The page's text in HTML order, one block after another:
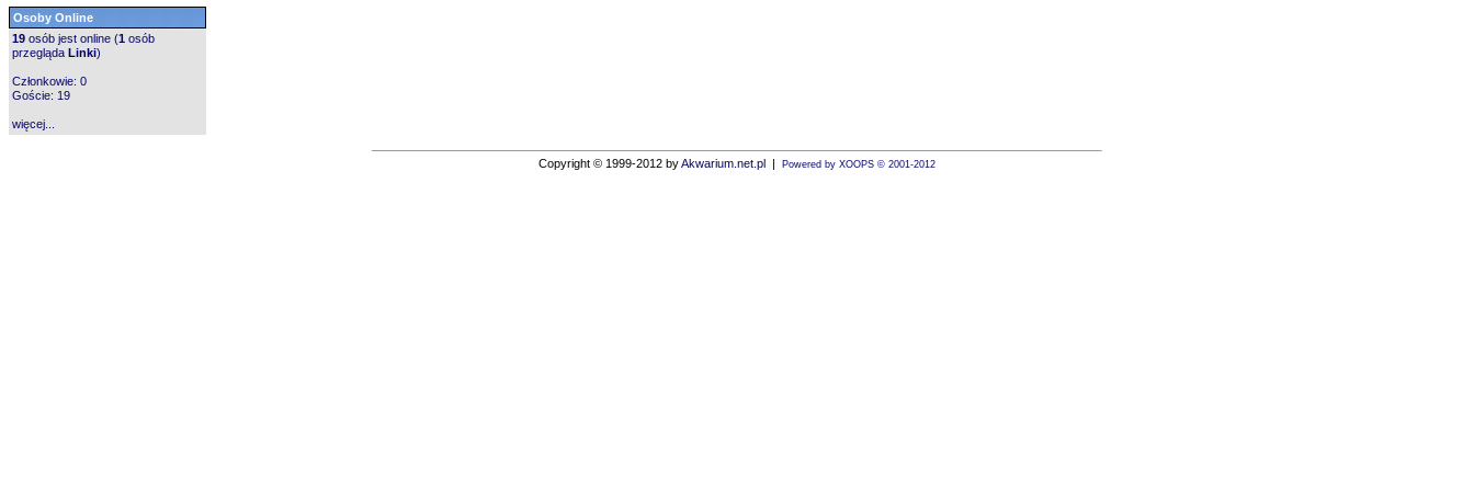
Osoby Online
19 osób jest online (1 osób
przegląda Linki)
Członkowie: 0
Goście: 19
więcej...
Copyright © 1999-2012 byAkwarium.net.pl | Powered by XOOPS © 2001-2012